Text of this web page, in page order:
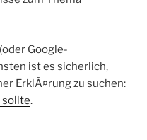
Google-
ist es sicherlich,
ErklÃ¤rung zu suchen:
sollte.